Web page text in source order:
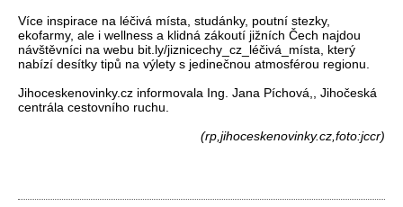
Více inspirace na léčivá místa, studánky, poutní stezky,
ekofarmy, ale i wellness a klidná zákoutí jižních Čech najdou
návštěvníci na webu bit.ly/jiznicechy_cz_léčivá_místa, který
nabízí desítky tipů na výlety s jedinečnou atmosférou regionu.
Jihoceskenovinky.cz informovala Ing. Jana Píchová,, Jihočeská
centrála cestovního ruchu.
(rp,jihoceskenovinky.cz,foto:jccr)